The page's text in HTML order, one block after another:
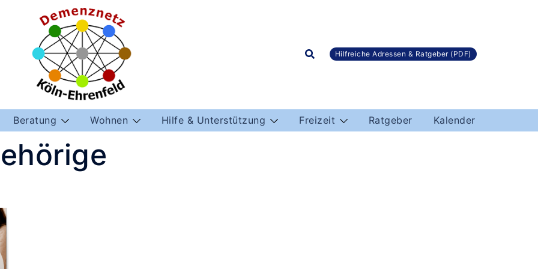
Hilfreiche Adressen & Ratgeber (PDF)
Beratung Wohnen Hilfe & Unterstützung Freizeit Ratgeber Kalender